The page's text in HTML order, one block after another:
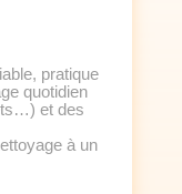
pratique
quotidien
et des
à un